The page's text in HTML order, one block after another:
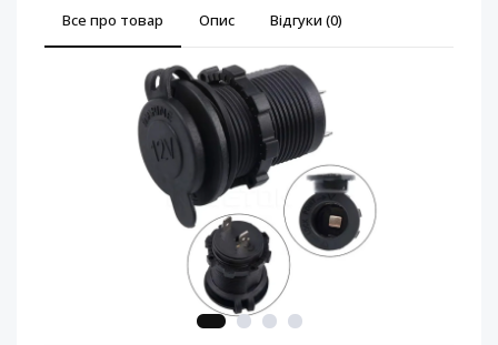
Все про товар Опис Відгуки (0)